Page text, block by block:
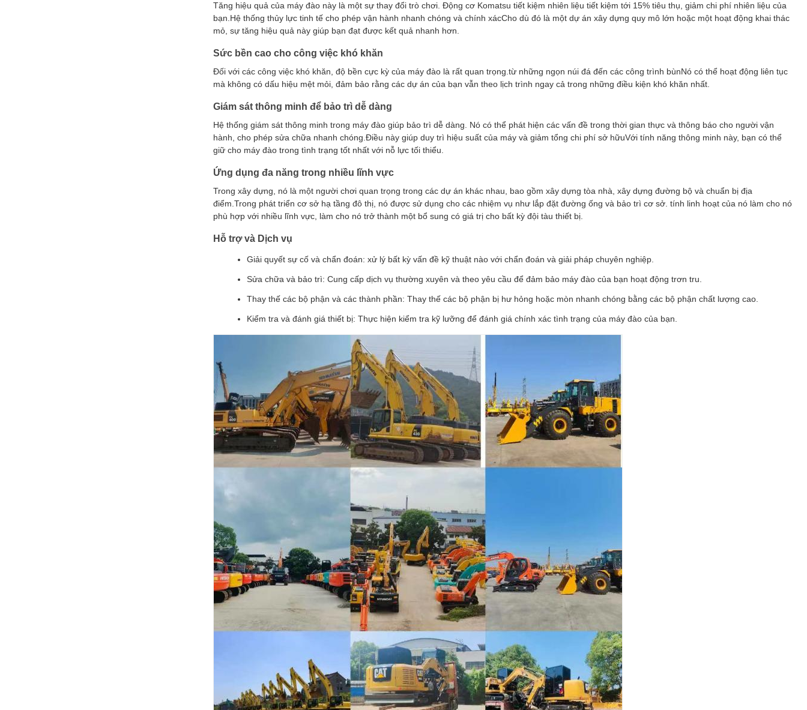
Tăng hiệu quả của máy đào này là một sự thay đổi trò chơi. Động cơ Komatsu tiết kiệm nhiên liệu tiết kiệm tới 15% tiêu thụ, giảm chi phí nhiên liệu của
bạn.Hệ thống thủy lực tinh tế cho phép vận hành nhanh chóng và chính xácCho dù đó là một dự án xây dựng quy mô lớn hoặc một hoạt động khai thác
mỏ, sự tăng hiệu quả này giúp bạn đạt được kết quả nhanh hơn.
Sức bền cao cho công việc khó khăn
Đối với các công việc khó khăn, độ bền cực kỳ của máy đào là rất quan trọng.từ những ngọn núi đá đến các công trình bùnNó có thể hoạt động liên tục
mà không có dấu hiệu mệt mỏi, đảm bảo rằng các dự án của bạn vẫn theo lịch trình ngay cả trong những điều kiện khó khăn nhất.
Giám sát thông minh để bảo trì dễ dàng
Hệ thống giám sát thông minh trong máy đào giúp bảo trì dễ dàng. Nó có thể phát hiện các vấn đề trong thời gian thực và thông báo cho người vận
hành, cho phép sửa chữa nhanh chóng.Điều này giúp duy trì hiệu suất của máy và giảm tổng chi phí sở hữuVới tính năng thông minh này, bạn có thể
giữ cho máy đào trong tình trạng tốt nhất với nỗ lực tối thiểu.
Ứng dụng đa năng trong nhiều lĩnh vực
Trong xây dựng, nó là một người chơi quan trọng trong các dự án khác nhau, bao gồm xây dựng tòa nhà, xây dựng đường bộ và chuẩn bị địa
điểm.Trong phát triển cơ sở hạ tầng đô thị, nó được sử dụng cho các nhiệm vụ như lắp đặt đường ống và bảo trì cơ sở. tính linh hoạt của nó làm cho nó
phù hợp với nhiều lĩnh vực, làm cho nó trở thành một bổ sung có giá trị cho bất kỳ đội tàu thiết bị.
Hỗ trợ và Dịch vụ
Giải quyết sự cố và chẩn đoán: xử lý bất kỳ vấn đề kỹ thuật nào với chẩn đoán và giải pháp chuyên nghiệp.
Sửa chữa và bảo trì: Cung cấp dịch vụ thường xuyên và theo yêu cầu để đảm bảo máy đào của bạn hoạt động trơn tru.
Thay thế các bộ phận và các thành phần: Thay thế các bộ phận bị hư hỏng hoặc mòn nhanh chóng bằng các bộ phận chất lượng cao.
Kiểm tra và đánh giá thiết bị: Thực hiện kiểm tra kỹ lưỡng để đánh giá chính xác tình trạng của máy đào của bạn.